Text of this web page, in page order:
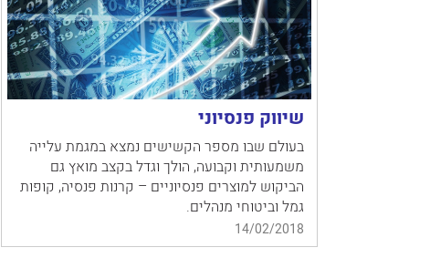
שיווק פנסיוני
בעולם שבו מספר הקשישים נמצא במגמת עלייה
משמעותית וקבועה, הולך וגדל בקצב מואץ גם
הביקוש למוצרים פנסיוניים – קרנות פנסיה, קופות
גמל וביטוחי מנהלים.
14/02/2018